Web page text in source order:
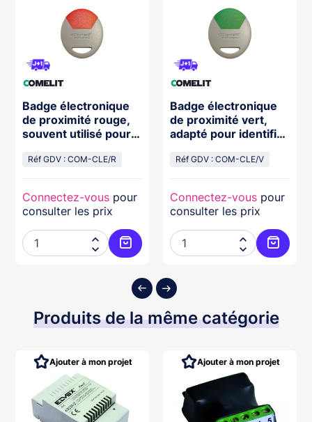
au panier
Badge électronique
de proximité rouge,
souvent utilisé pour
Réf GDV : COM-CLE/R
Connectez-vous pour
consulter les prix


Ajouter au panier
Badge électronique
de proximité vert,
adapté pour identifier
Réf GDV : COM-CLE/V
Connectez-vous pour
consulter les prix


Produits de la même catégorie
Ajouter à mon projet Ajouter à mon projet